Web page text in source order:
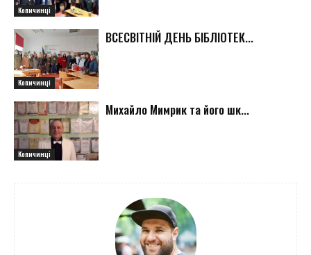
Копичинці
Копичинці
ВСЕСВІТНІЙ ДЕНЬ БІБЛІОТЕК...
Копичинці
Михайло Мимрик та його шк...